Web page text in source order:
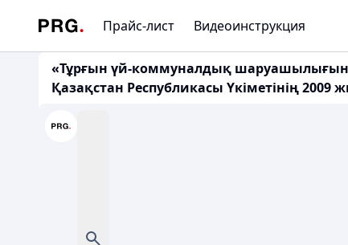
Прайс-лист Видеоинструкция
«Тұрғын үй-коммуналдық шаруашылығын
Қазақстан Республикасы Үкіметінің